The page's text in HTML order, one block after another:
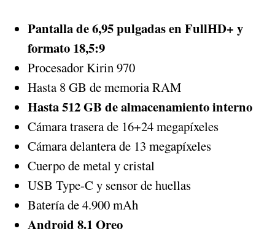
Pantalla de 6,95 pulgadas en FullHD+ y
formato 18,5:9
Procesador Kirin 970
Hasta 8 GB de memoria RAM
Hasta 512 GB de almacenamiento interno
Cámara trasera de 16+24 megapíxeles
Cámara delantera de 13 megapíxeles
Cuerpo de metal y cristal
USB Type-C y sensor de huellas
Batería de 4.900 mAh
Android 8.1 Oreo